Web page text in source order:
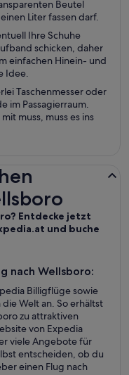
Beutel
Liter fassen darf.
Ihre Schuhe
schicken, daher
einfachen Hinein- und
Idee.
Taschenmesser oder
im Passagierraum.
muss, muss es ins
Entdecke jetzt
und buche
nach Wellsboro:
Billigflüge sowie
Welt an. So erhältst
zu attraktiven
von Expedia
viele Angebote für
entscheiden, ob du
einen Flug nach